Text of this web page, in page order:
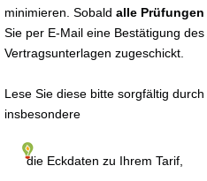
minimieren. Sobald alle
Sie per E-Mail eine Bestätigung
Vertragsunterlagen zugeschickt.
Lese Sie diese bitte sorgfältig
insbesondere
die Eckdaten zu Ihrem Tarif,